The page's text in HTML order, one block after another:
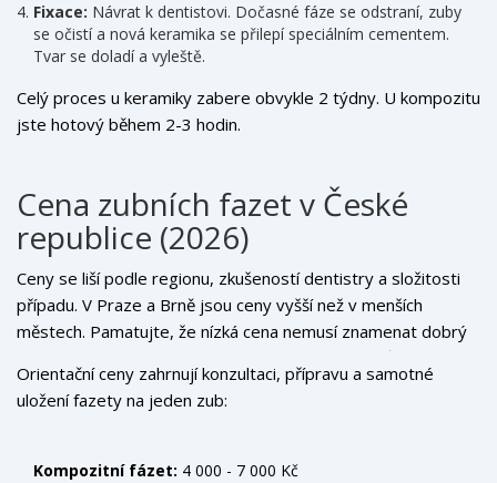
Fixace: Návrat k dentistovi. Dočasné fáze se odstraní, zuby
se očistí a nová keramika se přilepí speciálním cementem.
Tvar se doladí a vyleště.
Celý proces u keramiky zabere obvykle 2 týdny. U kompozitu
jste hotový během 2-3 hodin.
Cena zubních fazet v České
republice (2026)
Ceny se liší podle regionu, zkušeností dentistry a složitosti
případu. V Praze a Brně jsou ceny vyšší než v menších
městech. Pamatujte, že nízká cena nemusí znamenat dobrý
poměr cena/výkon, zejména u estetických výkonů, kde hraje
roli umění technika.
Orientační ceny zahrnují konzultaci, přípravu a samotné
uložení fazety na jeden zub:
Kompozitní fázet: 4 000 - 7 000 Kč